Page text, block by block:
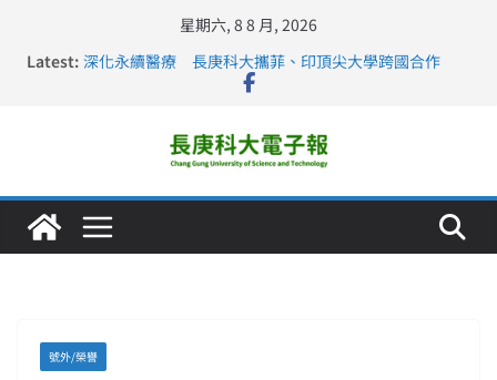
星期六, 8 8 月, 2026
Latest: 深化永續醫療 長庚科大攜菲、印頂尖大學跨國合作
長庚科大訪凱瑟醫療集團、美容學校收穫豐
仁德醫專與長庚科大締結策略聯盟 培育護理尖兵
長庚科大連四年穩居《遠見》醫學大學第5名 辦學實力再
號外/榮譽